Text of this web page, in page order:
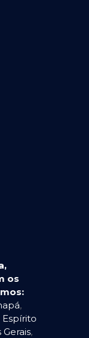
os
,
Espírito
Gerais,